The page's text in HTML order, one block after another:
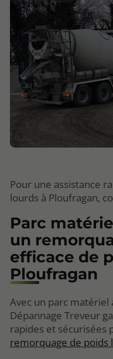
Pour une assistance
lourds à Ploufragan,
Parc
un
efficace de
Ploufragan
Avec un parc matériel
Dépannage Treveur
rapides et sécurisées
remorquage de poids